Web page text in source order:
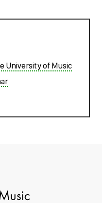
University of Music